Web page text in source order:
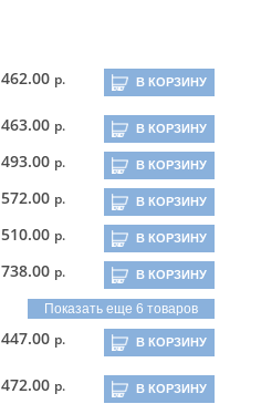
462.00 р. В КОРЗИНУ
463.00 р. В КОРЗИНУ
493.00 р. В КОРЗИНУ
572.00 р. В КОРЗИНУ
510.00 р. В КОРЗИНУ
738.00 р. В КОРЗИНУ
Показать еще 6 товаров
447.00 р. В КОРЗИНУ
472.00 р. В КОРЗИНУ